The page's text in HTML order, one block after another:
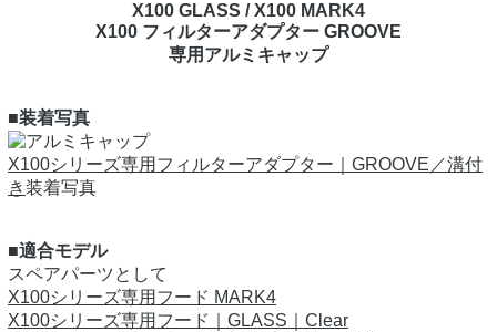
X100 GLASS / X100 MARK4
X100 フィルターアダプター GROOVE
専用アルミキャップ
■装着写真
X100シリーズ専用フィルターアダプター｜GROOVE／溝付
き装着写真
■適合モデル
スペアパーツとして
X100シリーズ専用フード MARK4
X100シリーズ専用フード｜GLASS｜Clear